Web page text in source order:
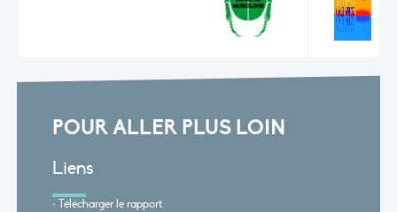
POUR ALLER PLUS LOIN
Liens
Télécharger le rapport